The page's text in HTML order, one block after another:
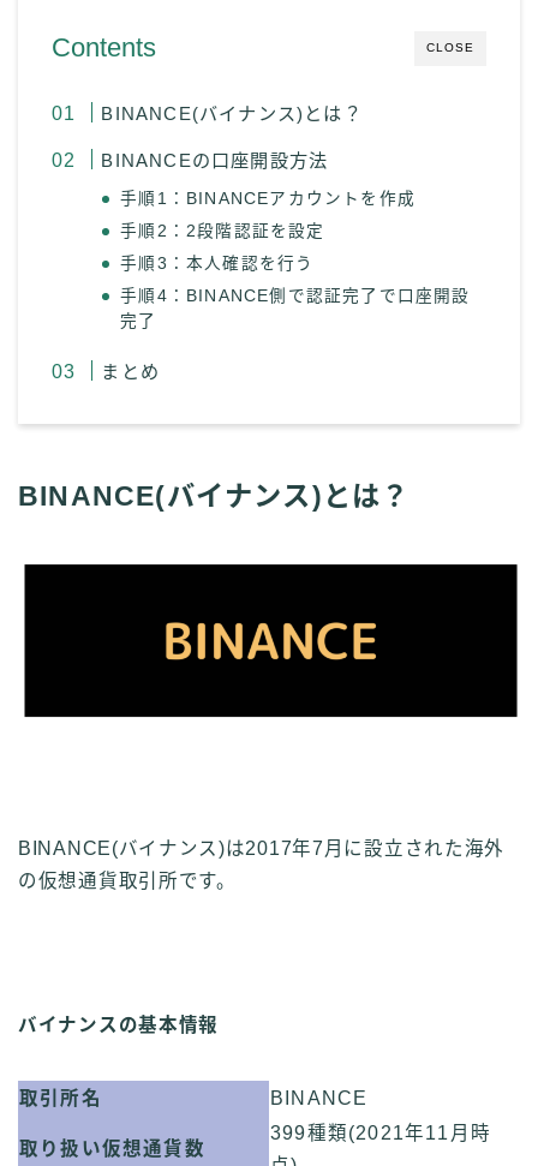
CLOSE
Contents
BINANCE(バイナンス)とは？
BINANCEの口座開設方法
手順1：BINANCEアカウントを作成
手順2：2段階認証を設定
手順3：本人確認を行う
手順4：BINANCE側で認証完了で口座開設
完了
まとめ
BINANCE(バイナンス)とは？
BINANCE(バイナンス)は2017年7月に設立された海外
の仮想通貨取引所です。
バイナンスの基本情報
取引所名 BINANCE
取り扱い仮想通貨数
399種類(2021年11月時